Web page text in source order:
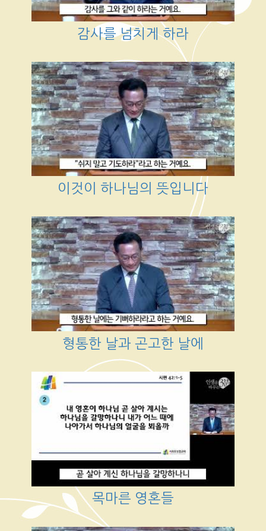
감사를 넘치게 하라
이것이 하나님의 뜻입니다
형통한 날과 곤고한 날에
목마른 영혼들